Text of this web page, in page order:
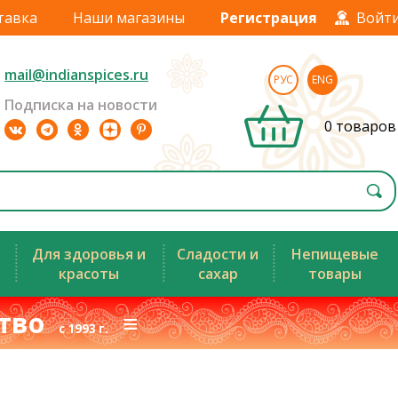
Наши магазины Регистрация
mail@indianspices.ru
Подписка на новости
РУС ENG
0 товаров
Для здоровья и
красоты
Сладости и
сахар
Непищевые
товары
с 1993 г.≡